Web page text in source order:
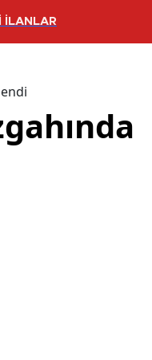
İLANLAR